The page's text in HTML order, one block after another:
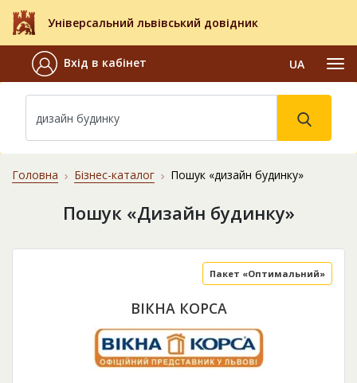
Універсальний львівський довідник
Вхід в кабінет UA
Головна Бізнес-каталог Пошук «дизайн будинку»
Пошук «Дизайн будинку»
ВІКНА КОРСА
Пакет «Оптимальний»